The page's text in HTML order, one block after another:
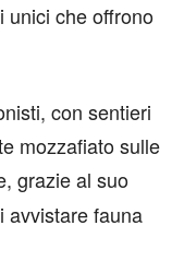
unici che offrono
con sentieri
mozzafiato sulle
grazie al suo
avvistare fauna